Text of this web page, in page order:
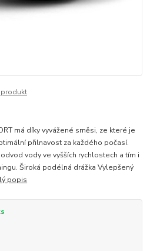
má díky vyvážené směsi, ze které je
přilnavost za každého počasí.
vody ve vyšších rychlostech a tím i
Široká podélná drážka Vylepšený
popis